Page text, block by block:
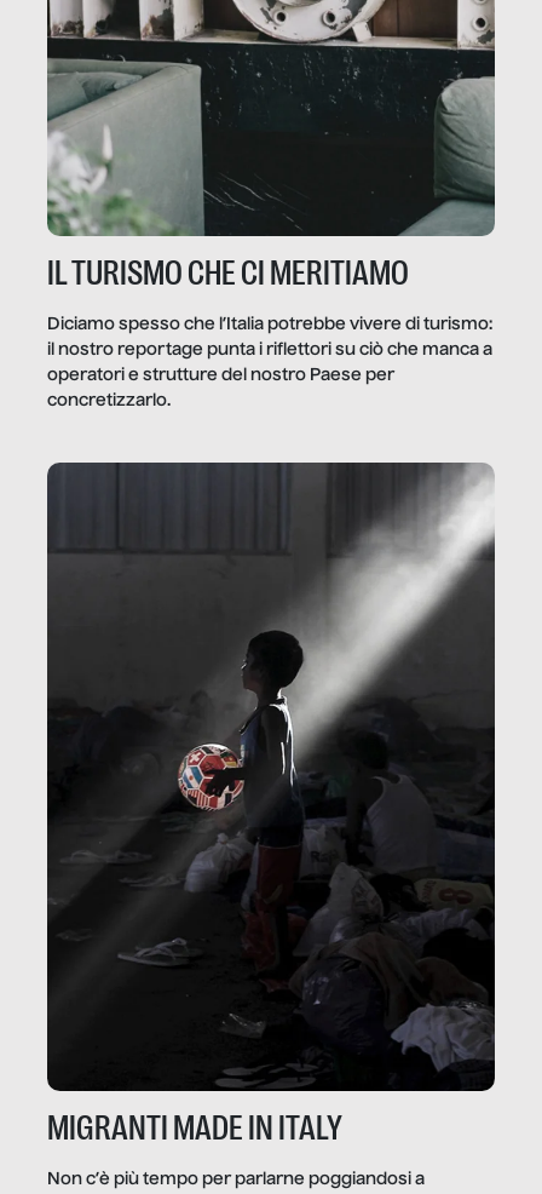
IL TURISMO CHE CI MERITIAMO
Diciamo spesso che l’Italia potrebbe vivere di turismo:
il nostro reportage punta i riflettori su ciò che manca a
operatori e strutture del nostro Paese per
concretizzarlo.
MIGRANTI MADE IN ITALY
Non c’è più tempo per parlarne poggiandosi a